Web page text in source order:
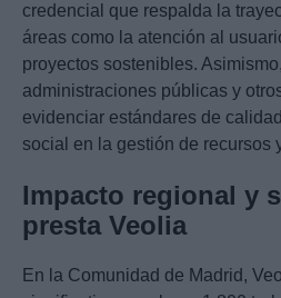
credencial que respalda la
áreas como la atención al
proyectos sostenibles.
administraciones públicas y
evidenciar estándares de
social en la gestión de recursos
Impacto regional y
presta Veolia
En la Comunidad de Madrid,